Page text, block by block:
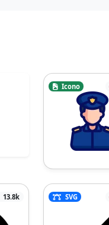
Icono
13.8k SVG